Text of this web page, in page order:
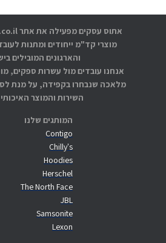
המותגים שלנו
Contigo
Chilly's
Hoodies
Herschel
The North Face
JBL
Samsonite
Lexon
מוצרי קד"מ ייחודים ומתנות
והארגונים המובילים
אנחנו עובדים מול עשרות ספקים,
מלאכה שנבחרו בקפידה, על מנת
השירות והמוצר האיכותי